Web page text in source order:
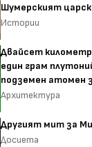
Шумерският
Истории
Двайсет
един грам
подземен атомен
Архитектура
Другият мит за
Досиета